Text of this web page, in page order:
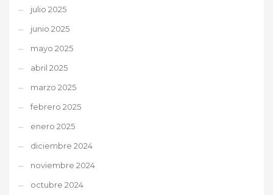
julio 2025
junio 2025
mayo 2025
abril 2025
marzo 2025
febrero 2025
enero 2025
diciembre 2024
noviembre 2024
octubre 2024